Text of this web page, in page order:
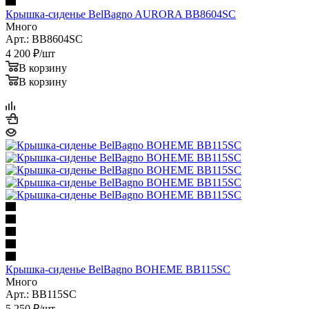
Крышка-сиденье BelBagno AURORA BB8604SC
Много
Арт.: BB8604SC
4 200 ₽/шт
В корзину
В корзину
Крышка-сиденье BelBagno BOHEME BB115SC
Много
Арт.: BB115SC